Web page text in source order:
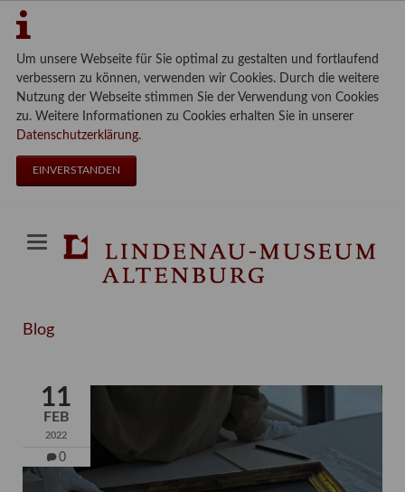
Um unsere Webseite für Sie optimal zu gestalten und fortlaufend
verbessern zu können, verwenden wir Cookies. Durch die weitere
Nutzung der Webseite stimmen Sie der Verwendung von Cookies
zu. Weitere Informationen zu Cookies erhalten Sie in unserer
Datenschutzerklärung.
EINVERSTANDEN
Blog
11
FEB
2022
0